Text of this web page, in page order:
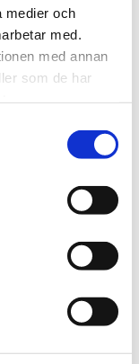
medier och
med.
med annan
som de har